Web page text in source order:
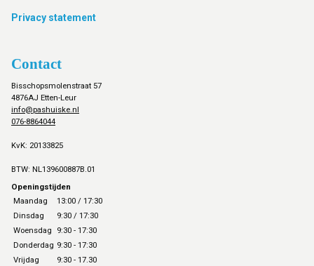
Privacy statement
Contact
Bisschopsmolenstraat 57
4876AJ Etten-Leur
info@pashuiske.nl
076-8864044
KvK: 20133825
BTW: NL139600887B.01
Openingstijden
Maandag
13:00 / 17:30
Dinsdag
9:30 / 17:30
Woensdag
9:30 - 17:30
Donderdag 9:30 - 17:30
Vrijdag
9:30 - 17.30